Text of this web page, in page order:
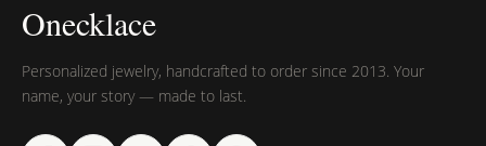
Onecklace
Personalized jewelry, handcrafted to order since 2013. Your
name, your story — made to last.